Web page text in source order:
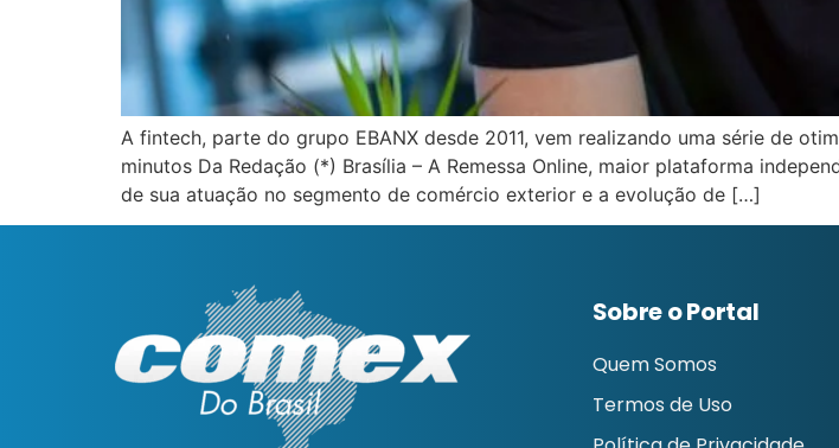
A fintech, parte do grupo EBANX desde 2011, vem realizando uma série de
minutos Da Redação (*) Brasília – A Remessa Online, maior plataforma
de sua atuação no segmento de comércio exterior e a evolução de […]
Sobre o Portal
Quem Somos
Termos de Uso